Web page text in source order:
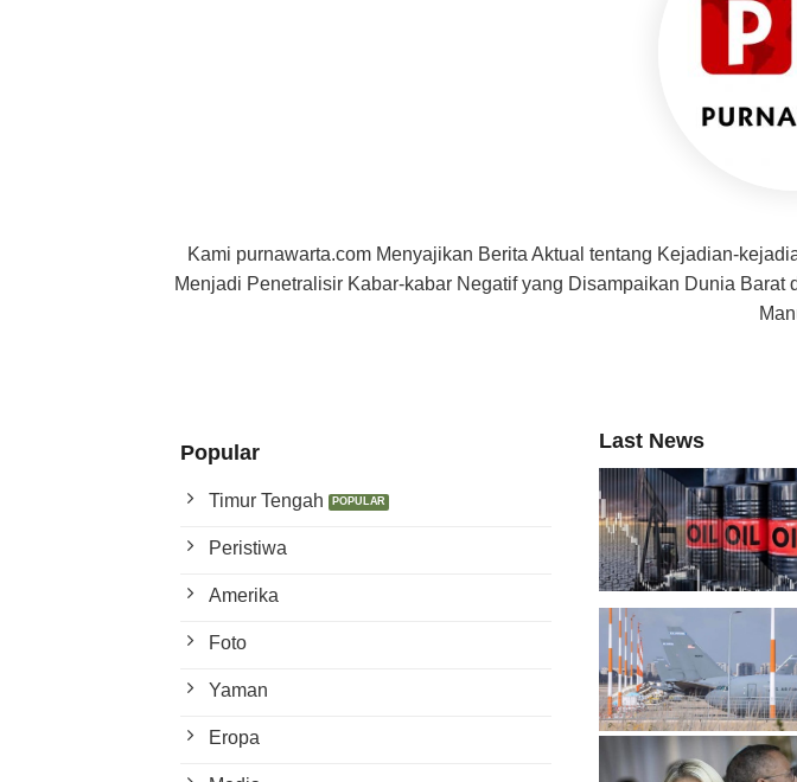
Kami purnawarta.com Menyajikan Berita Aktual tentang Kejadian-
Menjadi Penetralisir Kabar-kabar Negatif yang Disampaikan Dunia
Popular
Timur Tengah
Peristiwa
Amerika
Foto
Yaman
Eropa
Last News